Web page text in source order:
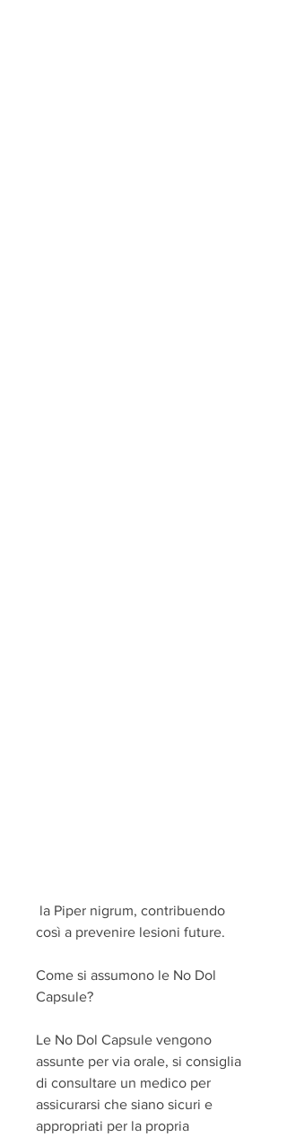
così a prevenire lesioni future.
Come si assumono le No Dol
Capsule?
Le No Dol Capsule vengono
assunte per via orale, si consiglia
di consultare un medico per
assicurarsi che siano sicuri e
appropriati per la propria